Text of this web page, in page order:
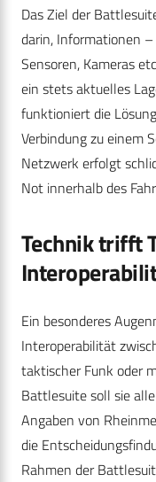
Das Ziel der
darin, Informationen
Sensoren, Kameras
ein stets aktuelles
funktioniert die
Verbindung zu einem
Netzwerk erfolgt
Not innerhalb des
Technik trifft
Ein besonderes
Interoperabilität
taktischer Funk oder
Battlesuite soll sie
Angaben von
die
Rahmen der